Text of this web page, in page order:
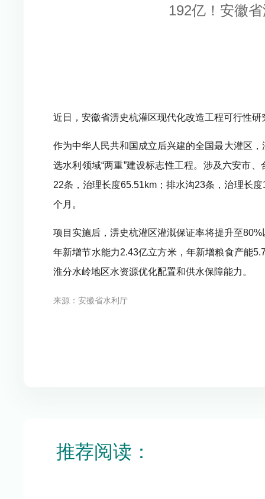
192亿！安徽
近日，安徽省淠史杭灌区现代化改造工程可行性
作为中华人民共和国成立后兴建的全国最大灌区
选水利领域“两重”建设标志性工程。涉及六安市
22条，治理长度65.51km；排水沟23条，治理长
个月。
项目实施后，淠史杭灌区灌溉保证率将提升至
年新增节水能力2.43亿立方米，年新增粮食产能
淮分水岭地区水资源优化配置和供水保障能力。
来源：安徽省水利厅
推荐阅读：